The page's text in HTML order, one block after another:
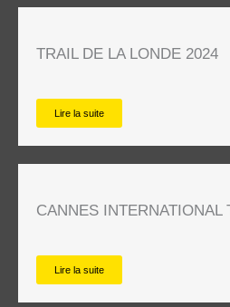
TRAIL DE LA LONDE 2024
Lire la suite
CANNES INTERNATIONAL
Lire la suite